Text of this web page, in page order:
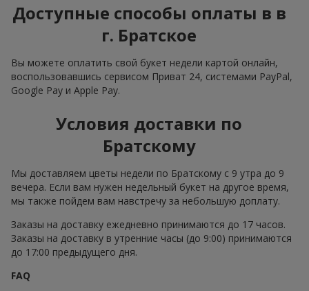
Доступные способы оплаты в в
г. Братское
Вы можете оплатить свой букет недели картой онлайн,
воспользовавшись сервисом Приват 24, системами PayPal,
Google Pay и Apple Pay.
Условия доставки по
Братскому
Мы доставляем цветы недели по Братскому с 9 утра до 9
вечера. Если вам нужен недельный букет на другое время,
мы также пойдем вам навстречу за небольшую доплату.
Заказы на доставку ежедневно принимаются до 17 часов.
Заказы на доставку в утренние часы (до 9:00) принимаются
до 17:00 предыдущего дня.
FAQ